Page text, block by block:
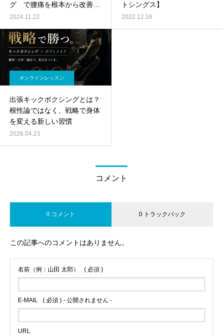
グ で腰痛を根本から改善す
る方法」
2024.11.22
トシングス】
2022.12.16
オンラインレッスン
出張キックボクシングとは？
根性論ではなく、戦略で身体
を変える新しい習慣
2026.04.23
コメント
0 コメント 0 トラックバック
この記事へのコメントはありません。
名前（例：山田 太郎） ( 必須 )
E-MAIL ( 必須 ) - 公開されません -
URL